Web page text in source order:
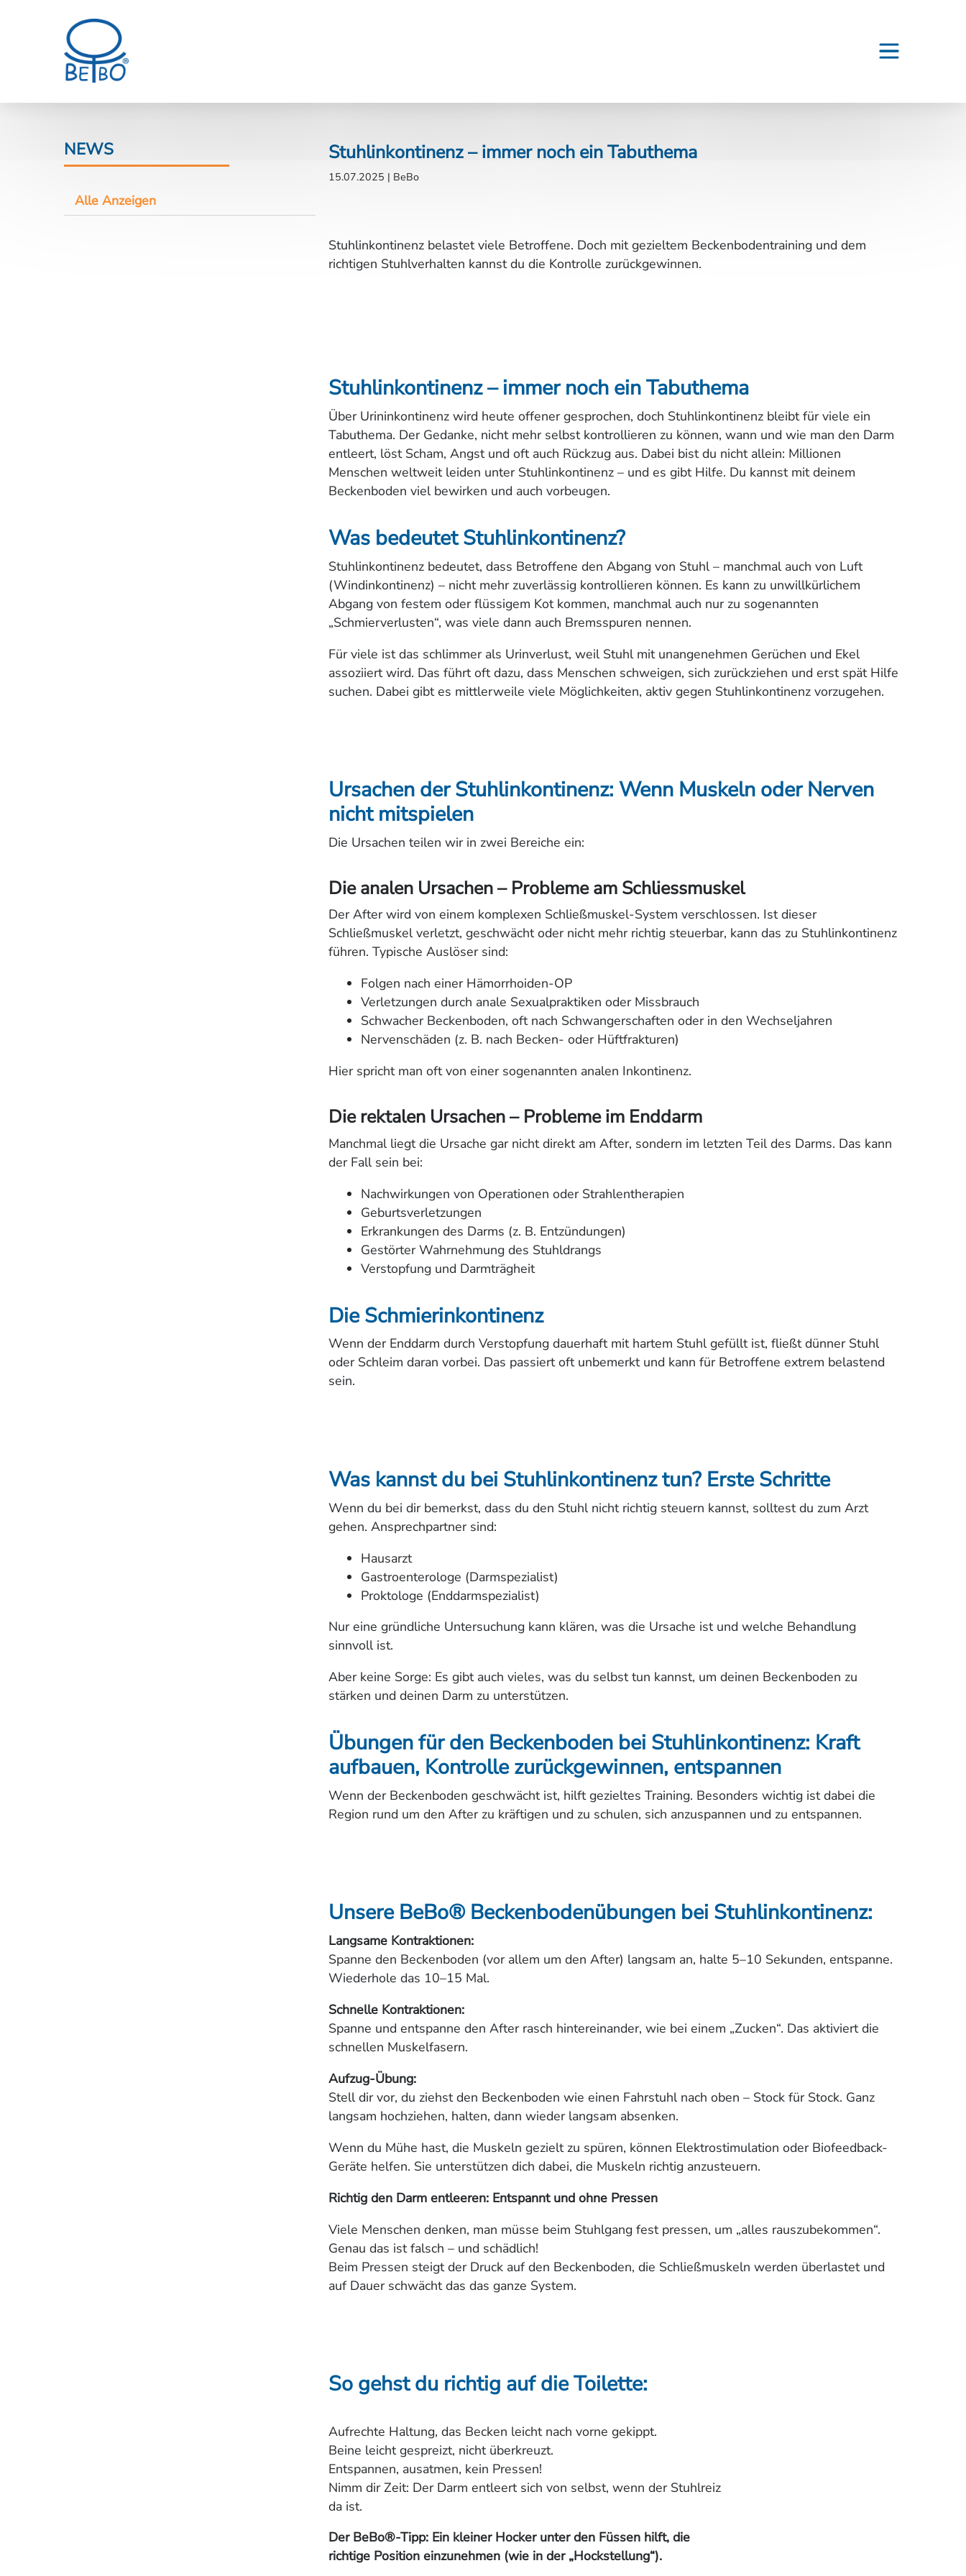
NEWS
Alle Anzeigen
Stuhlinkontinenz – immer noch ein Tabuthema
15.07.2025 | BeBo
Stuhlinkontinenz belastet viele Betroffene. Doch mit gezieltem Beckenbodentraining und dem
richtigen Stuhlverhalten kannst du die Kontrolle zurückgewinnen.
Stuhlinkontinenz – immer noch ein Tabuthema
Über Urininkontinenz wird heute offener gesprochen, doch Stuhlinkontinenz bleibt für viele ein
Tabuthema. Der Gedanke, nicht mehr selbst kontrollieren zu können, wann und wie man den Darm
entleert, löst Scham, Angst und oft auch Rückzug aus. Dabei bist du nicht allein: Millionen
Menschen weltweit leiden unter Stuhlinkontinenz – und es gibt Hilfe. Du kannst mit deinem
Beckenboden viel bewirken und auch vorbeugen.
Was bedeutet Stuhlinkontinenz?
Stuhlinkontinenz bedeutet, dass Betroffene den Abgang von Stuhl – manchmal auch von Luft
(Windinkontinenz) – nicht mehr zuverlässig kontrollieren können. Es kann zu unwillkürlichem
Abgang von festem oder flüssigem Kot kommen, manchmal auch nur zu sogenannten
„Schmierverlusten“, was viele dann auch Bremsspuren nennen.
Für viele ist das schlimmer als Urinverlust, weil Stuhl mit unangenehmen Gerüchen und Ekel
assoziiert wird. Das führt oft dazu, dass Menschen schweigen, sich zurückziehen und erst spät Hilfe
suchen. Dabei gibt es mittlerweile viele Möglichkeiten, aktiv gegen Stuhlinkontinenz vorzugehen.
Ursachen der Stuhlinkontinenz: Wenn Muskeln oder Nerven
nicht mitspielen
Die Ursachen teilen wir in zwei Bereiche ein:
Die analen Ursachen – Probleme am Schliessmuskel
Der After wird von einem komplexen Schließmuskel-System verschlossen. Ist dieser
Schließmuskel verletzt, geschwächt oder nicht mehr richtig steuerbar, kann das zu Stuhlinkontinenz
führen. Typische Auslöser sind:
Folgen nach einer Hämorrhoiden-OP
Verletzungen durch anale Sexualpraktiken oder Missbrauch
Schwacher Beckenboden, oft nach Schwangerschaften oder in den Wechseljahren
Nervenschäden (z. B. nach Becken- oder Hüftfrakturen)
Hier spricht man oft von einer sogenannten analen Inkontinenz.
Die rektalen Ursachen – Probleme im Enddarm
Manchmal liegt die Ursache gar nicht direkt am After, sondern im letzten Teil des Darms. Das kann
der Fall sein bei:
Nachwirkungen von Operationen oder Strahlentherapien
Geburtsverletzungen
Erkrankungen des Darms (z. B. Entzündungen)
Gestörter Wahrnehmung des Stuhldrangs
Verstopfung und Darmträgheit
Die Schmierinkontinenz
Wenn der Enddarm durch Verstopfung dauerhaft mit hartem Stuhl gefüllt ist, fließt dünner Stuhl
oder Schleim daran vorbei. Das passiert oft unbemerkt und kann für Betroffene extrem belastend
sein.
Was kannst du bei Stuhlinkontinenz tun? Erste Schritte
Wenn du bei dir bemerkst, dass du den Stuhl nicht richtig steuern kannst, solltest du zum Arzt
gehen. Ansprechpartner sind:
Hausarzt
Gastroenterologe (Darmspezialist)
Proktologe (Enddarmspezialist)
Nur eine gründliche Untersuchung kann klären, was die Ursache ist und welche Behandlung
sinnvoll ist.
Aber keine Sorge: Es gibt auch vieles, was du selbst tun kannst, um deinen Beckenboden zu
stärken und deinen Darm zu unterstützen.
Übungen für den Beckenboden bei Stuhlinkontinenz: Kraft
aufbauen, Kontrolle zurückgewinnen, entspannen
Wenn der Beckenboden geschwächt ist, hilft gezieltes Training. Besonders wichtig ist dabei die
Region rund um den After zu kräftigen und zu schulen, sich anzuspannen und zu entspannen.
Unsere BeBo® Beckenbodenübungen bei Stuhlinkontinenz:
Langsame Kontraktionen:
Spanne den Beckenboden (vor allem um den After) langsam an, halte 5–10 Sekunden, entspanne.
Wiederhole das 10–15 Mal.
Schnelle Kontraktionen:
Spanne und entspanne den After rasch hintereinander, wie bei einem „Zucken“. Das aktiviert die
schnellen Muskelfasern.
Aufzug-Übung:
Stell dir vor, du ziehst den Beckenboden wie einen Fahrstuhl nach oben – Stock für Stock. Ganz
langsam hochziehen, halten, dann wieder langsam absenken.
Wenn du Mühe hast, die Muskeln gezielt zu spüren, können Elektrostimulation oder Biofeedback-
Geräte helfen. Sie unterstützen dich dabei, die Muskeln richtig anzusteuern.
Richtig den Darm entleeren: Entspannt und ohne Pressen
Viele Menschen denken, man müsse beim Stuhlgang fest pressen, um „alles rauszubekommen“.
Genau das ist falsch – und schädlich!
Beim Pressen steigt der Druck auf den Beckenboden, die Schließmuskeln werden überlastet und
auf Dauer schwächt das das ganze System.
So gehst du richtig auf die Toilette:
Aufrechte Haltung, das Becken leicht nach vorne gekippt.
Beine leicht gespreizt, nicht überkreuzt.
Entspannen, ausatmen, kein Pressen!
Nimm dir Zeit: Der Darm entleert sich von selbst, wenn der Stuhlreiz
da ist.
Der BeBo®-Tipp: Ein kleiner Hocker unter den Füssen hilft, die
richtige Position einzunehmen (wie in der „Hockstellung“).